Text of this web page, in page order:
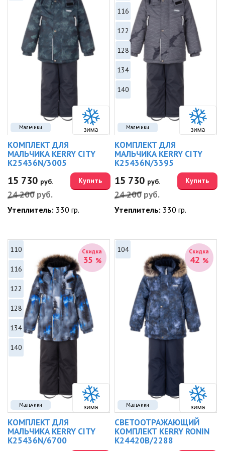
Мальчики
КОМПЛЕКТ ДЛЯ
МАЛЬЧИКА KERRY CITY
K25436N/3005
15 730 руб.
24 200 руб.
Купить
Утеплитель: 330 гр.
Мальчики
116
122
128
134
140
КОМПЛЕКТ ДЛЯ
МАЛЬЧИКА KERRY CITY
K25436N/3395
15 730 руб.
24 200 руб.
Купить
Утеплитель: 330 гр.
Мальчики
Скидка
35 %
110
116
122
128
134
140
КОМПЛЕКТ ДЛЯ
МАЛЬЧИКА KERRY CITY
K25436N/6700
Мальчики
Скидка
42 %
104
СВЕТООТРАЖАЮЩИЙ
КОМПЛЕКТ KERRY RONIN
K24420B/2288